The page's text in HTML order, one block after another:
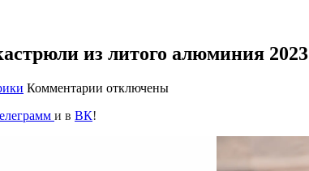
из литого алюминия 2023
Комментарии котключены
и в ВК!